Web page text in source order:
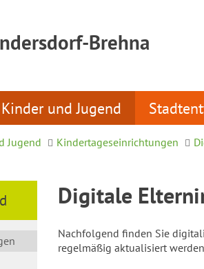
Brehna
Kinder und Jugend
Jugend Kindertageseinrichtungen
Digitale
Nachfolgend finden Sie
regelmäßig aktualisiert